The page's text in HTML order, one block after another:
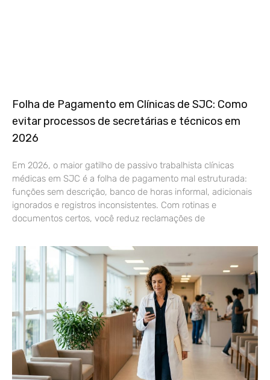
Folha de Pagamento em Clínicas de SJC: Como
evitar processos de secretárias e técnicos em
2026
Em 2026, o maior gatilho de passivo trabalhista clínicas
médicas em SJC é a folha de pagamento mal estruturada:
funções sem descrição, banco de horas informal, adicionais
ignorados e registros inconsistentes. Com rotinas e
documentos certos, você reduz reclamações de